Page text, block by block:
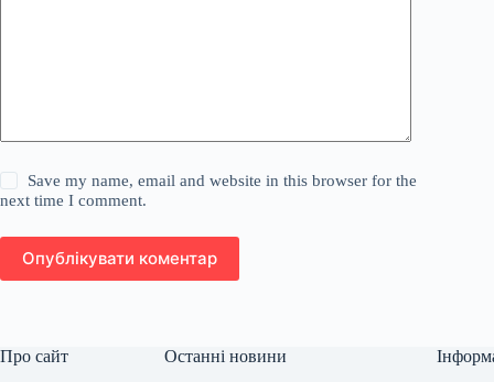
Save my name, email and website in this browser for the
next time I comment.
Опублікувати коментар
Про сайт Останні новини